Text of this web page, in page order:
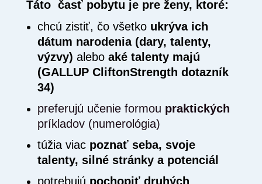
Táto časť pobytu je pre ženy, ktoré:
chcú zistiť, čo všetko ukrýva ich
dátum narodenia (dary, talenty,
výzvy) alebo aké talenty majú
(GALLUP CliftonStrength dotazník
34)
preferujú učenie formou praktických
príkladov (numerológia)
túžia viac poznať seba, svoje
talenty, silné stránky a potenciál
potrebujú pochopiť druhých